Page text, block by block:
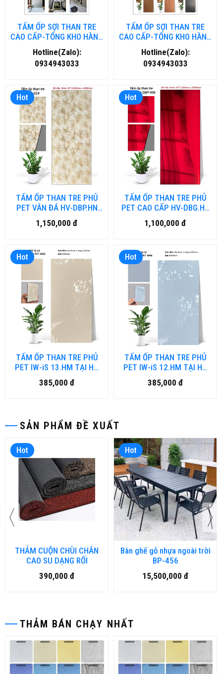
SẢN PHẨM ĐỀ XUẤT
Hot
THẢM CUỘN CHÙI CHÂN
CAO SU DẠNG RỐI
390,000 đ
Hot
Bàn ghế gỗ nhựa ngoài trời
BP-456
15,500,000 đ
THẢM BÁN CHẠY NHẤT
TẤM ỐP SỢI THAN TRE
CAO CẤP-TỔNG KHO HÀNG
TẤM ỐP THAN TRE TẠI HÀ
NỘI
Hotline(Zalo):
0934943033
TẤM ỐP SỢI THAN TRE
CAO CẤP-TỔNG KHO HÀNG
TẤM ỐP THAN TRE TẠI HỒ
CHÍ MINH
Hotline(Zalo):
0934943033
Hot
TẤM ỐP THAN TRE PHỦ
PET VÂN ĐÁ HV-DBP.HN
TẠI HÀ NỘI
1,150,000 đ
Hot
TẤM ỐP THAN TRE PHỦ
PET CAO CẤP HV-DBG.HN
TẠI HÀ NỘI
1,100,000 đ
Hot
TẤM ỐP THAN TRE PHỦ
PET IW-iS 13.HM TẠI HỒ
CHÍ MINH
385,000 đ
Hot
TẤM ỐP THAN TRE PHỦ
PET IW-iS 12.HM TẠI HỒ
CHÍ MINH
385,000 đ